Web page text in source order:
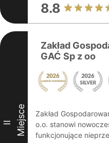
8.8
II Miejsce
Zakład
GAĆ Sp z oo
Zakład
o.o. stanowi
funkcjonujące